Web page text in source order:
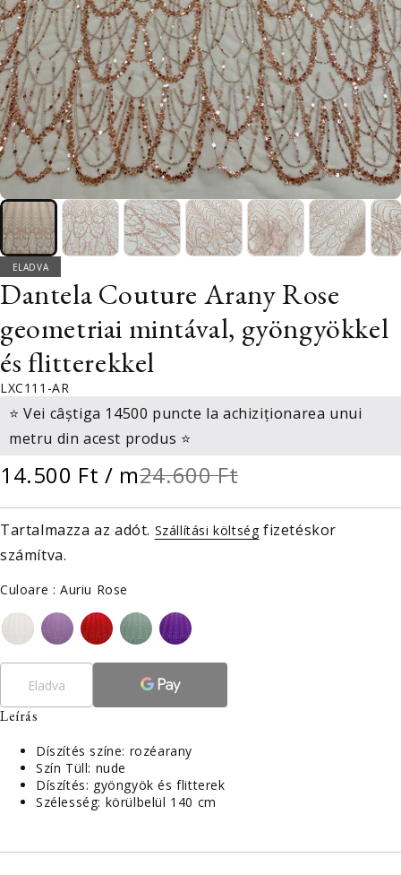
ELADVA
Dantela Couture Arany Rose
geometriai mintával, gyöngyökkel
és flitterekkel
LXC111-AR
⭐ Vei câștiga 14500 puncte la achiziționarea unui
metru din acest produs ⭐
14.500 Ft / m24.600 Ft
Tartalmazza az adót. Szállítási költség fizetéskor
számítva.
Culoare : Auriu Rose
Eladva
Leírás
Díszítés színe: rozéarany
Szín Tüll: nude
Díszítés: gyöngyök és flitterek
Szélesség: körülbelül 140 cm